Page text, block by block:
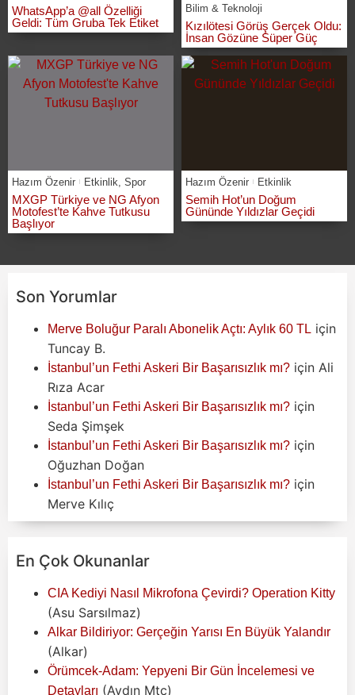
WhatsApp’a @all Özelliği
Geldi: Tüm Gruba Tek Etiket
Bilim & Teknoloji
Kızılötesi Görüş Gerçek Oldu:
İnsan Gözüne Süper Güç
Hazım Özenir Etkinlik Spor
MXGP Türkiye ve NG Afyon
Motofest’te Kahve Tutkusu
Başlıyor
Hazım Özenir Etkinlik
Semih Hot’un Doğum
Gününde Yıldızlar Geçidi
Son Yorumlar
Merve Boluğur Paralı Abonelik Açtı: Aylık 60 TL için
Tuncay B.
İstanbul’un Fethi Askeri Bir Başarısızlık mı? için Ali
Rıza Acar
İstanbul’un Fethi Askeri Bir Başarısızlık mı? için
Seda Şimşek
İstanbul’un Fethi Askeri Bir Başarısızlık mı? için
Oğuzhan Doğan
İstanbul’un Fethi Askeri Bir Başarısızlık mı? için
Merve Kılıç
En Çok Okunanlar
CIA Kediyi Nasıl Mikrofona Çevirdi? Operation Kitty
(Asu Sarsılmaz)
Alkar Bildiriyor: Gerçeğin Yarısı En Büyük Yalandır
(Alkar)
Örümcek-Adam: Yepyeni Bir Gün İncelemesi ve
Detayları (Aydın Mtc)